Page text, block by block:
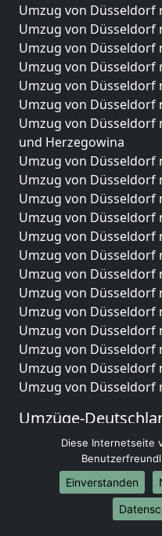
Umzug von Düsseldorf
Umzug von Düsseldorf
Umzug von Düsseldorf
Umzug von Düsseldorf
Umzug von Düsseldorf
Umzug von Düsseldorf
Umzug von Düsseldorf
und Herzegowina
Umzug von Düsseldorf
Umzug von Düsseldorf
Umzug von Düsseldorf
Umzug von Düsseldorf
Umzug von Düsseldorf
Umzug von Düsseldorf
Umzug von Düsseldorf
Umzug von Düsseldorf
Umzug von Düsseldorf
Umzug von Düsseldorf
Umzug von Düsseldorf
Umzug von Düsseldorf
Umzug von Düsseldorf
Umzüge-
Umzug von Düsseldorf
Umzug von
Umzug von
Umzug von Düsseldorf
Umzug von Düsseldorf
Diese Internetseite
Einverstanden